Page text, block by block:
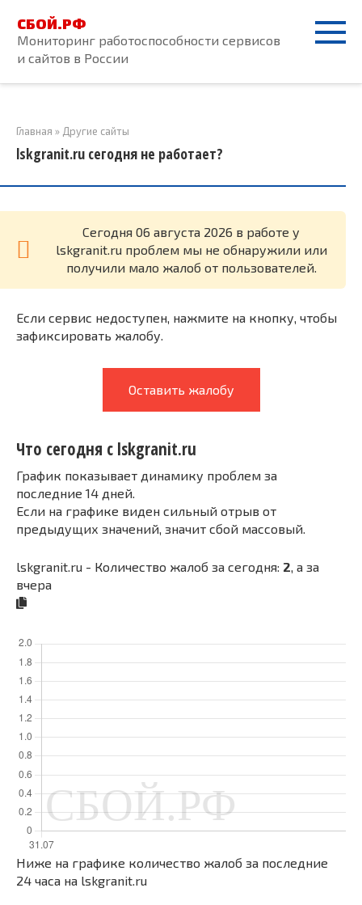
контенту
СБОЙ.РФ
Мониторинг работоспособности сервисов
и сайтов в России
Главная » Другие сайты
lskgranit.ru сегодня не работает?
Cегодня 06 августа 2026 в работе у
lskgranit.ru проблем мы не обнаружили или
получили мало жалоб от пользователей.
Если сервис недоступен, нажмите на кнопку, чтобы
зафиксировать жалобу.
Оставить жалобу
Что сегодня с lskgranit.ru
График показывает динамику проблем за
последние 14 дней.
Если на графике виден сильный отрыв от
предыдущих значений, значит сбой массовый.
lskgranit.ru - Количество жалоб за сегодня: 2 , а за
вчера
Ниже на графике количество жалоб за последние
24 часа на lskgranit.ru